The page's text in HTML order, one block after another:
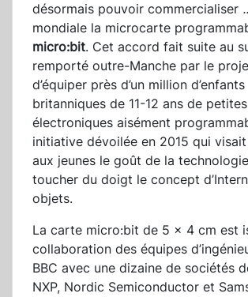
désormais pouvoir commercialiser
mondiale la microcarte
micro:bit. Cet accord fait suite au
remporté outre-Manche par le
d’équiper près d’un million d’enfants
britanniques de 11-12 ans de
électroniques aisément
initiative dévoilée en 2015 qui
aux jeunes le goût de la
toucher du doigt le concept
objets.
La carte micro:bit de 5 x 4 cm est
collaboration des équipes
BBC avec une dizaine de sociétés
NXP, Nordic Semiconductor et